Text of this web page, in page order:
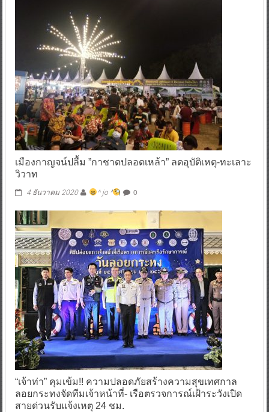
เมืองกาญจน์ปลื้ม ”กาชาดปลอดเหล้า” ลดอุบัติเหตุ-ทะเลาะ
วิวาท
4 ธันวาคม 2020 ^ jo ^ 0
“เจ้าท่า” คุมเข้ม!! ความปลอดภัยสร้างความสุขเทศกาล
ลอยกระทงจัดทีมเจ้าหน้าที่- เรือตรวจการณ์เฝ้าระวังเปิด
สายด่วนรับแจ้งเหตุ 24 ชม.